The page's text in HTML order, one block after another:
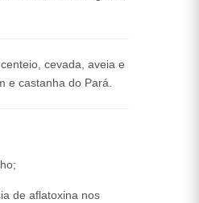
cevada, aveia e
e castanha do Pará.
de aflatoxina nos